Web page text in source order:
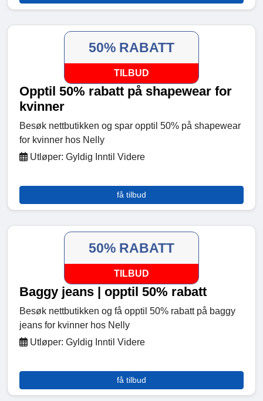
50% RABATT
TILBUD
Opptil 50% rabatt på shapewear for
kvinner
Besøk nettbutikken og spar opptil 50% på shapewear
for kvinner hos Nelly
Utløper: Gyldig Inntil Videre
få tilbud
50% RABATT
TILBUD
Baggy jeans | opptil 50% rabatt
Besøk nettbutikken og få opptil 50% rabatt på baggy
jeans for kvinner hos Nelly
Utløper: Gyldig Inntil Videre
få tilbud